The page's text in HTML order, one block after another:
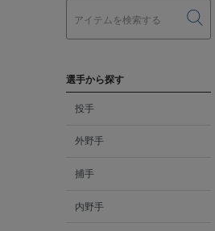
選手から探す
投手
外野手
捕手
内野手